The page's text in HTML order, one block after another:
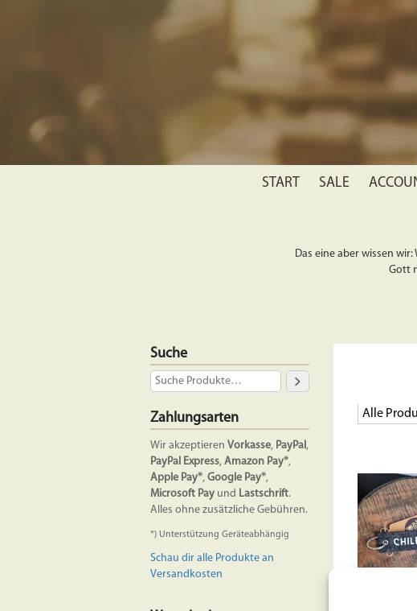
START SALE
Das eine aber wissen
Gott
Suche
Zahlungsarten
Wir akzeptieren Vorkasse, PayPal,
PayPal Express, Amazon Pay*,
Apple Pay*, Google Pay*,
Microsoft Pay und Lastschrift.
Alles ohne zusätzliche Gebühren.
*) Unterstützung Geräteabhängig
Schau dir alle Produkte an
Versandkosten
Alle